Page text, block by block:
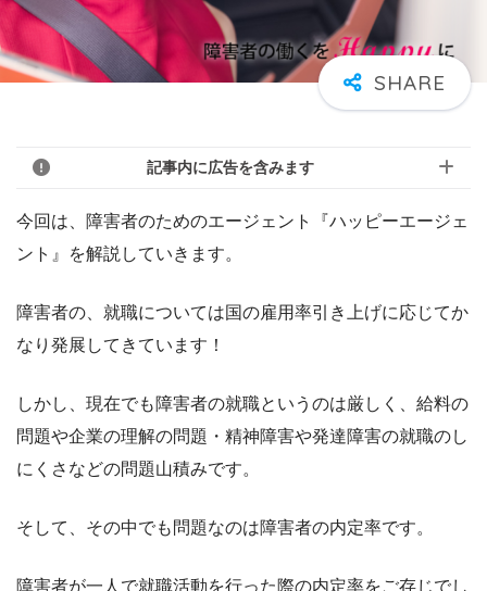
記事内に広告を含みます
今回は、障害者のためのエージェント『ハッピーエージェ
ント』を解説していきます。
障害者の、就職については国の雇用率引き上げに応じてか
なり発展してきています！
しかし、現在でも障害者の就職というのは厳しく、給料の
問題や企業の理解の問題・精神障害や発達障害の就職のし
にくさなどの問題山積みです。
そして、その中でも問題なのは障害者の内定率です。
障害者が一人で就職活動を行った際の内定率をご存じでし